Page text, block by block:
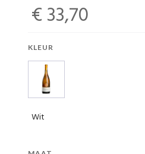
€ 33,70
KLEUR
Wit